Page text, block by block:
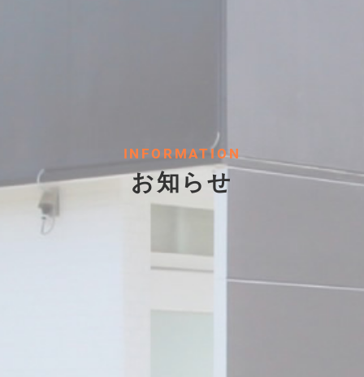
INFORMATION
お知らせ